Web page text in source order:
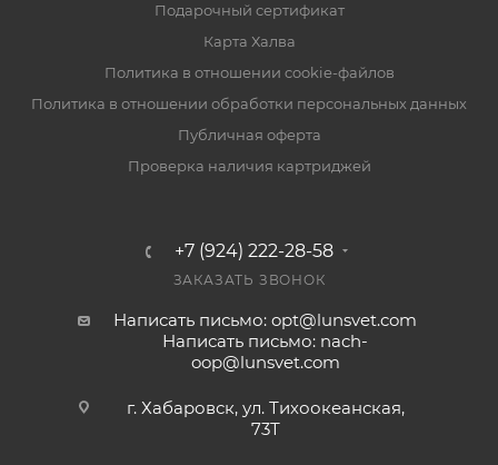
Подарочный сертификат
Карта Халва
Политика в отношении cookie-файлов
Политика в отношении обработки персональных данных
Публичная оферта
Проверка наличия картриджей
+7 (924) 222-28-58
ЗАКАЗАТЬ ЗВОНОК
Написать письмо: opt@lunsvet.com
Написать письмо: nach-
oop@lunsvet.com
г. Хабаровск, ул. Тихоокеанская,
73Т